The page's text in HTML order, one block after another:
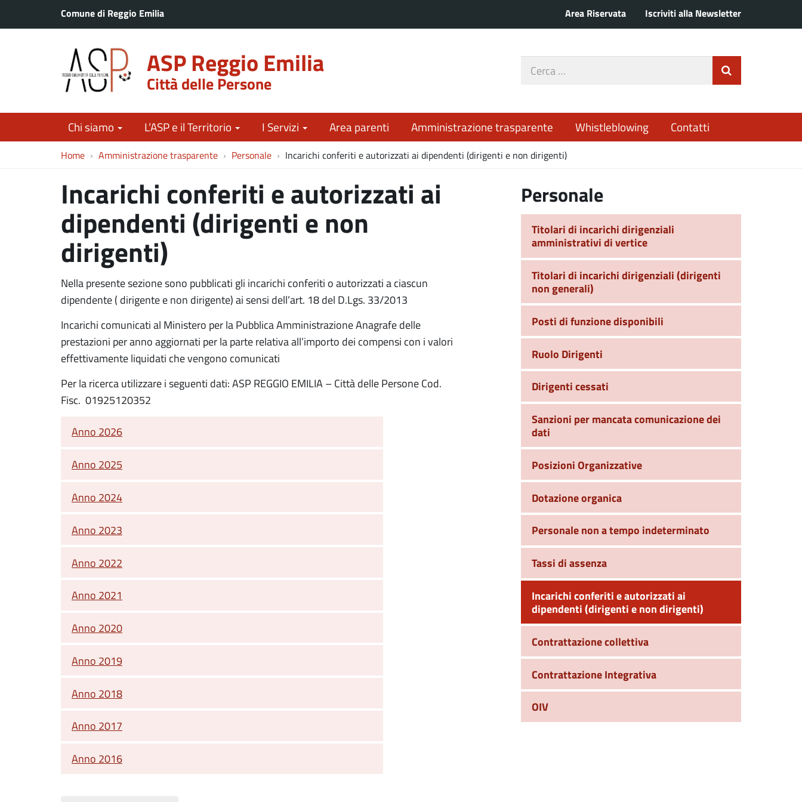
Comune di Reggio Emilia Area Riservata Iscriviti alla Newsletter
ASP Reggio Emilia
Città delle Persone
Cerca
Chi siamo L’ASP e il Territorio I Servizi Area parenti Amministrazione trasparente Whistleblowing Contatti
Home Amministrazione trasparente Personale Incarichi conferiti e autorizzati ai dipendenti (dirigenti e non dirigenti)
Incarichi conferiti e autorizzati ai
dipendenti (dirigenti e non
dirigenti)
Nella presente sezione sono pubblicati gli incarichi conferiti o autorizzati a ciascun
dipendente ( dirigente e non dirigente) ai sensi dell’art. 18 del D.Lgs. 33/2013
Incarichi comunicati al Ministero per la Pubblica Amministrazione Anagrafe delle
prestazioni per anno aggiornati per la parte relativa all’importo dei compensi con i valori
effettivamente liquidati che vengono comunicati
Per la ricerca utilizzare i seguenti dati: ASP REGGIO EMILIA – Città delle Persone Cod.
Fisc. 01925120352
Anno 2026
Anno 2025
Anno 2024
Anno 2023
Anno 2022
Anno 2021
Anno 2020
Anno 2019
Anno 2018
Anno 2017
Anno 2016
Personale
Titolari di incarichi dirigenziali
amministrativi di vertice
Titolari di incarichi dirigenziali (dirigenti
non generali)
Posti di funzione disponibili
Ruolo Dirigenti
Dirigenti cessati
Sanzioni per mancata comunicazione dei
dati
Posizioni Organizzative
Dotazione organica
Personale non a tempo indeterminato
Tassi di assenza
Incarichi conferiti e autorizzati ai
dipendenti (dirigenti e non dirigenti)
Contrattazione collettiva
Contrattazione Integrativa
OIV